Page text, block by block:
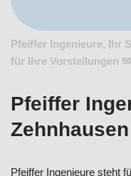
Pfeiffer Ingenieure, Ihr
für Ihre Vorstellungen
Pfeiffer
Pfeiffer Ingenieure steht